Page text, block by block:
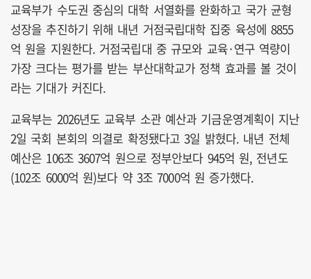
교육부가 수도권 중심의 대학 서열화를 완화하고 국가 균형
성장을 추진하기 위해 내년 거점국립대학 집중 육성에 8855
억 원을 지원한다. 거점국립대 중 규모와 교육·연구 역량이
가장 크다는 평가를 받는 부산대학교가 정책 효과를 볼 것이
라는 기대가 커진다.
교육부는 2026년도 교육부 소관 예산과 기금운영계획이 지난
2일 국회 본회의 의결로 확정됐다고 3일 밝혔다. 내년 전체
예산은 106조 3607억 원으로 정부안보다 945억 원, 전년도
(102조 6000억 원)보다 약 3조 7000억 원 증가했다.